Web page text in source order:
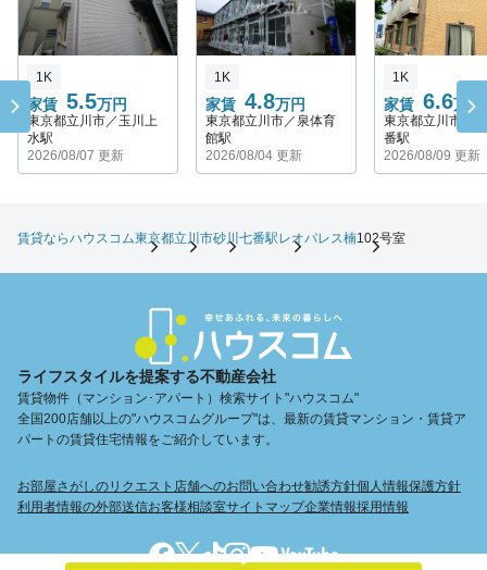
家賃 5.5万円
1K
東京都立川市／玉川上
水駅
2026/08/07 更新
家賃 4.8万円
1K
東京都立川市／泉体育
館駅
2026/08/04 更新
家賃 6.6万円
1K
東京都立川市／
番駅
2026/08/09 更新
賃貸ならハウスコム東京都立川市砂川七番駅レオパレス楠102号室
ライフスタイルを提案する不動産会社
賃貸物件（マンション･アパート）検索サイト"ハウスコム"
全国200店舗以上の"ハウスコムグループ"は、最新の賃貸マンション・賃貸ア
パートの賃貸住宅情報をご紹介しています。
お部屋さがしのリクエスト 店舗へのお問い合わせ勧誘方針個人情報保護方針
利用者情報の外部送信お客様相談室サイトマップ企業情報採用情報